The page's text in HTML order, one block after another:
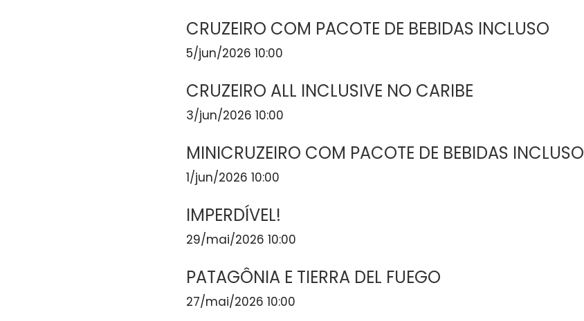
CRUZEIRO COM PACOTE DE BEBIDAS INCLUSO
5/jun/2026 10:00
CRUZEIRO ALL INCLUSIVE NO CARIBE
3/jun/2026 10:00
MINICRUZEIRO COM PACOTE DE BEBIDAS INCLUSO
1/jun/2026 10:00
IMPERDÍVEL!
29/mai/2026 10:00
PATAGÔNIA E TIERRA DEL FUEGO
27/mai/2026 10:00